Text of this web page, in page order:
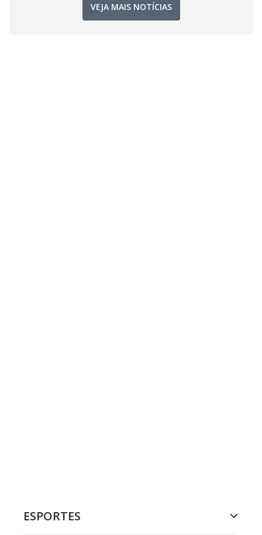
VEJA MAIS NOTÍCIAS
ESPORTES